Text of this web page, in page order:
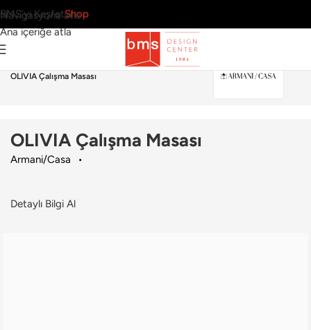
Navigasyona atla
Ana içeriğe atla
BMS’yi KeşfetShop
Çalışma Masası›Armani/Casa
OLIVIA Çalışma Masası
OLIVIA Çalışma Masası
Armani/Casa
Detaylı Bilgi Al